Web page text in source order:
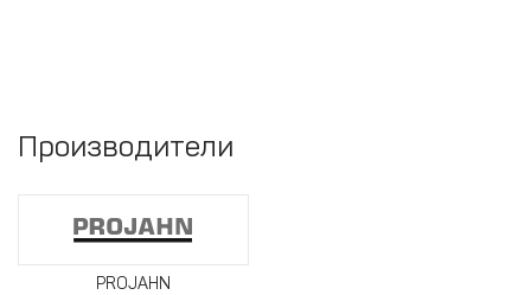
Производители
PROJAHN